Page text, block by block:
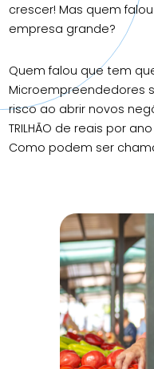
crescer! Mas quem
empresa grande?
Quem falou que tem
Microempreendedores
risco ao abrir novos
TRILHÃO de reais por
Como podem ser